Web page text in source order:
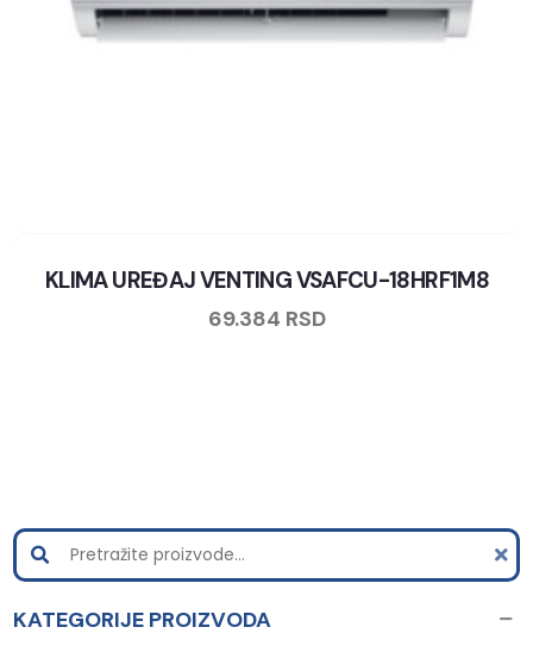
KLIMA UREĐAJ VENTING VSAFCU-18HRF1M8
69.384 RSD
KATEGORIJE PROIZVODA